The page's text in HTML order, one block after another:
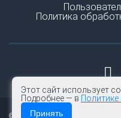
Политика
© 2026 | Владей легко
Этот сайт использует
Подробнее — в
Принять